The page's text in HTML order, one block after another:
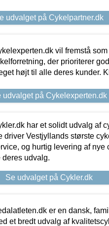
udvalget på Cykelpartner.dk
vil fremstå
der prioriterer
højt til alle deres kunder.
udvalget på Cykelexperten.dk
har et solidt udvalg af
driver Vestjyllands største
og hurtig levering af nye
deres udvalg.
Se udvalget på Cykler.dk
er en dansk,
et bredt udvalg af